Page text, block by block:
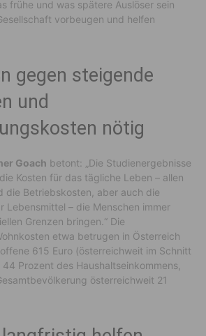
frühe und was spätere Auslöser sein
vorbeugen und helfen
gegen steigende
und
nötig
Goach betont: „Die Studienergebnisse
Kosten für das tägliche Leben – allen
die Betriebskosten, aber auch die
Lebensmittel – die Menschen immer
Grenzen bringen.“ Die
etwa betrugen in Österreich
615 Euro (österreichweit im Schnitt
Prozent des Haushaltseinkommens,
österreichweit 21